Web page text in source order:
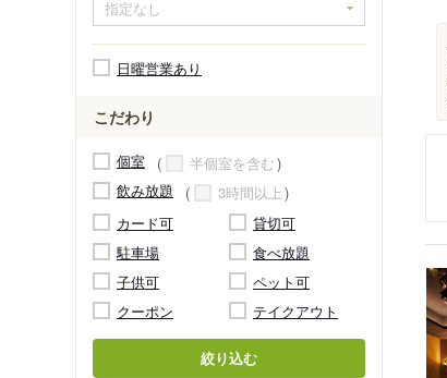
日曜営業あり
こだわり
個室
半個室を含む
飲み放題
3時間以上
カード可
貸切可
駐車場
食べ放題
子供可
ペット可
クーポン
テイクアウト
絞り込む